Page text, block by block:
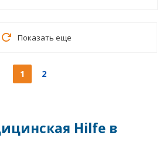
Показать еще
1 2
Hilfe в